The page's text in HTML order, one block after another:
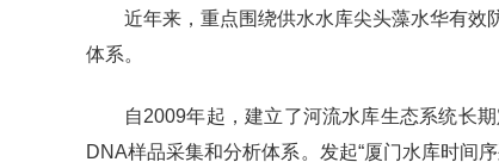
近年来，重点围绕供水水库尖头藻水华有效
体系。
自2009年起，建立了河流水库生态系统长
DNA样品采集和分析体系。发起“厦门水库时间